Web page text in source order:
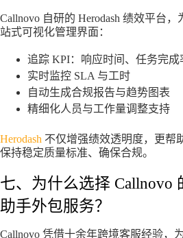
Callnovo 自研的 Herodash 绩效平台
站式可视化管理界面：
追踪 KPI：响应时间、任务完
实时监控 SLA 与工时
自动生成合规报告与趋势图表
精细化人员与工作量调整支持
Herodash 不仅增强绩效透明度，更帮
保持稳定质量标准、确保合规。
七、为什么选择 Callnovo
助手外包服务？
Callnovo 凭借十余年跨境客服经验，